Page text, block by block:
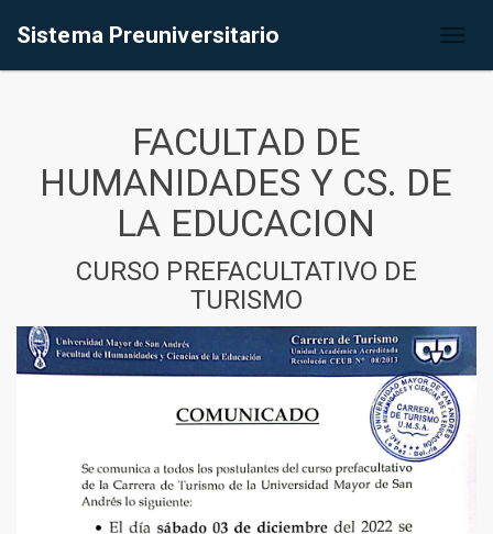
Sistema Preuniversitario
FACULTAD DE
HUMANIDADES Y CS. DE
LA EDUCACION
CURSO PREFACULTATIVO DE
TURISMO